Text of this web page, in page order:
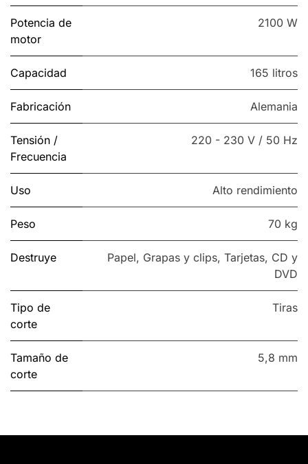
Potencia de
motor
2100 W
Capacidad 165 litros
Fabricación Alemania
Tensión /
Frecuencia
220 - 230 V / 50 Hz
Uso Alto rendimiento
Peso 70 kg
Destruye Papel, Grapas y clips, Tarjetas, CD y
DVD
Tipo de
corte
Tiras
Tamaño de
corte
5,8 mm